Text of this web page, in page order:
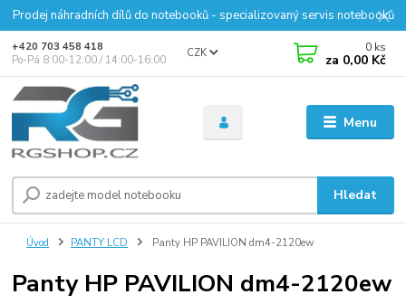
Prodej náhradních dílů do notebooků - specializovaný servis notebooků
Menu
CZK
Hledat
+420 703 458 418
Po-Pá 8:00-12:00 / 14:00-16:00
0 ks
za 0,00 Kč
Úvod PANTY LCD Panty HP PAVILION dm4-2120ew
Panty HP PAVILION dm4-2120ew